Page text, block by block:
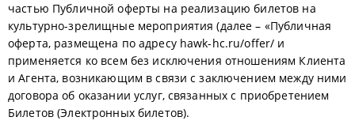
частью Публичной оферты на реализацию билетов на
культурно-зрелищные мероприятия (далее – «Публичная
оферта, размещена по адресу hawk-hc.ru/offer/ и
применяется ко всем без исключения отношениям Клиента
и Агента, возникающим в связи с заключением между ними
договора об оказании услуг, связанных с приобретением
Билетов (Электронных билетов).